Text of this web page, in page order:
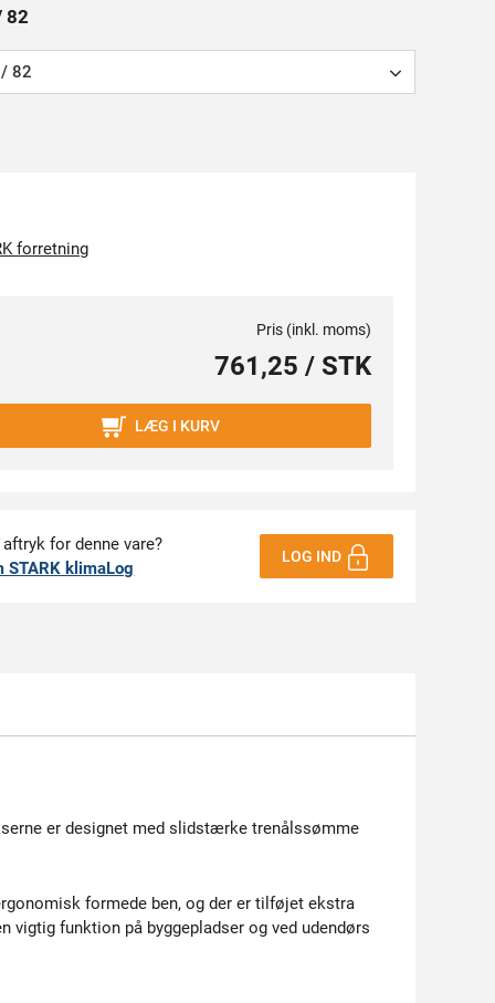
82
82
forretning
Pris (inkl. moms)
761,25 / STK
LÆG I KURV
aftryk for denne vare?
STARK klimaLog
LOG IND
er designet med slidstærke trenålssømme
formede ben, og der er tilføjet ekstra
funktion på byggepladser og ved udendørs